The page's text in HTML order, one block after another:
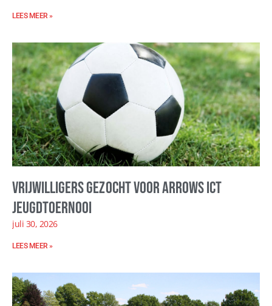
LEES MEER »
Vrijwilligers gezocht voor Arrows ICT
Jeugdtoernooi
juli 30, 2026
LEES MEER »